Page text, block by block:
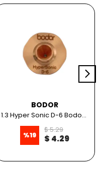
BODOR
1.3 Hyper Sonic D-6 Bodor Nuzzle
%19
$ 5.29
$ 4.29